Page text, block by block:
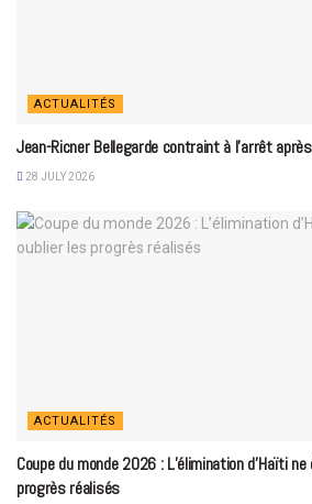
ACTUALITÉS
Jean-Ricner Bellegarde contraint à l’arrêt
28 JULY 2026
ACTUALITÉS
Coupe du monde 2026 : L’élimination d’Haïti
progrès réalisés